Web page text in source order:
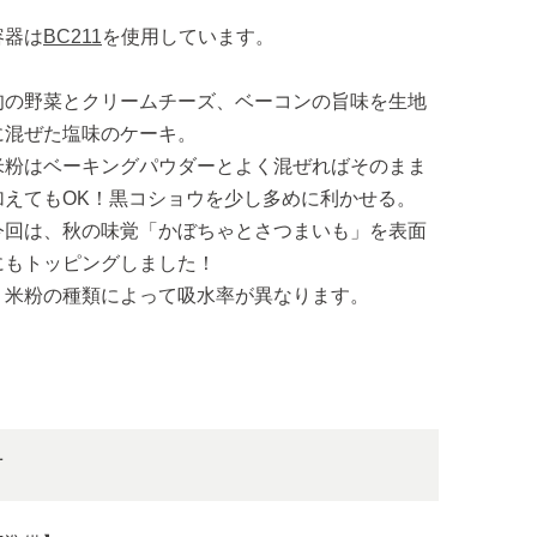
器はBC211を使用しています。
の野菜とクリームチーズ、ベーコンの旨味を生地
混ぜた塩味のケーキ。
粉はベーキングパウダーとよく混ぜればそのまま
えてもOK！黒コショウを少し多めに利かせる。
回は、秋の味覚「かぼちゃとさつまいも」を表面
もトッピングしました！
米粉の種類によって吸水率が異なります。